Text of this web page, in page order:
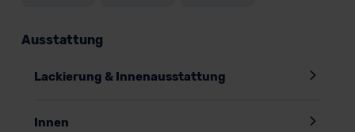
Ausstattung
Lackierung & Innenausstattung
Innen